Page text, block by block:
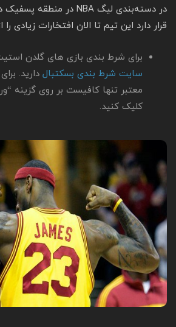
در دسته‌بندی لیگ NBA در منطقه پسفیک در
قرار دارد این تیم تا الان افتخارات زیادی
برای شرط بندی بازی های گلدن
سایت شرط بندی بسکتبال دارید.
معتبر تنها کافیست بر روی گزینه
کلیک کنید.